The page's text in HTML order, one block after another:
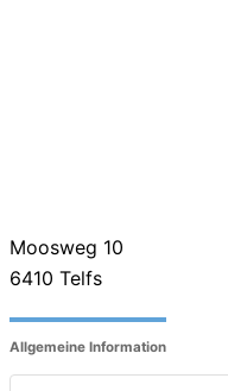
Moosweg 10
6410 Telfs
Allgemeine Information